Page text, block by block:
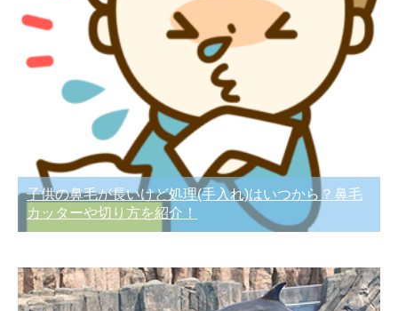
子供の鼻毛が長いけど処理(手入れ)はいつから？鼻毛
カッターや切り方を紹介！